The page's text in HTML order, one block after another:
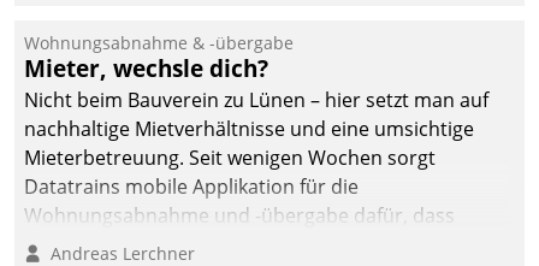
und Beschwerde-Management einen eigenen Kanal
ein.
Wohnungsabnahme & -übergabe
Mieter, wechsle dich?
Nicht beim Bauverein zu Lünen – hier setzt man auf
nachhaltige Mietverhältnisse und eine umsichtige
Mieterbetreuung. Seit wenigen Wochen sorgt
Datatrains mobile Applikation für die
Wohnungsabnahme und -übergabe dafür, dass
Mieter wohlgeordnet kommen und, so es sein muss,
Andreas Lerchner